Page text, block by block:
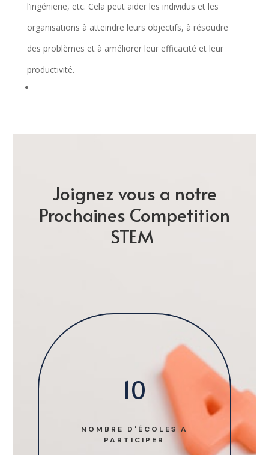
l’ingénierie, etc. Cela peut aider les individus et les
organisations à atteindre leurs objectifs, à résoudre
des problèmes et à améliorer leur efficacité et leur
productivité.
Joignez vous a notre
Prochaines Competition
STEM
10
NOMBRE D'ÉCOLES A
PARTICIPER